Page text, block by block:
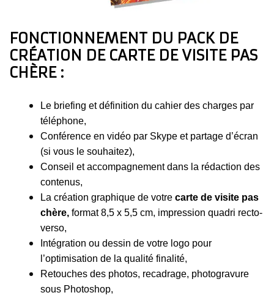
FONCTIONNEMENT DU PACK DE
CRÉATION DE CARTE DE VISITE PAS
CHÈRE :
Le briefing et définition du cahier des charges par
téléphone,
Conférence en vidéo par Skype et partage d’écran
(si vous le souhaitez),
Conseil et accompagnement dans la rédaction des
contenus,
La création graphique de votre carte de visite pas
chère, format 8,5 x 5,5 cm, impression quadri recto-
verso,
Intégration ou dessin de votre logo pour
l’optimisation de la qualité finalité,
Retouches des photos, recadrage, photogravure
sous Photoshop,